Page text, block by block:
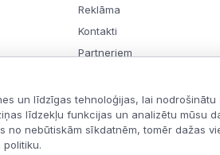
Reklāma
Kontakti
Partneriem
Ziņas. Visas tiesības aizsargātas.
un līdzīgas tehnoloģijas, lai
līdzekļu funkcijas un analizētu mūsu
no nebūtiskām sīkdatnēm, tomēr dažas
politiku.